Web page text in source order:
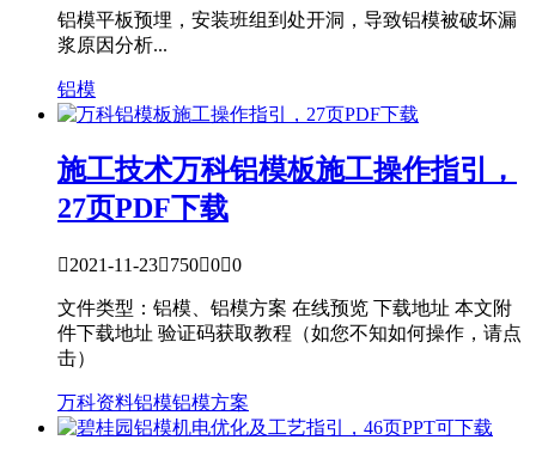
铝模平板预埋，安装班组到处开洞，导致铝模被破坏漏
浆原因分析...
铝模
施工技术万科铝模板施工操作指引，
27页PDF下载
2021-11-2375000
文件类型：铝模、铝模方案 在线预览 下载地址 本文附
件下载地址 验证码获取教程（如您不知如何操作，请点
击）
万科资料铝模铝模方案